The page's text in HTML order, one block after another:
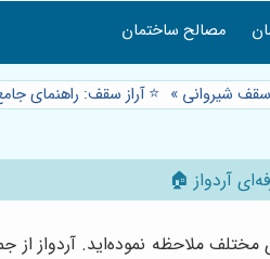
مصالح ساختمان
شیروانی » ⭐️ آراز سقف: راهنمای
آردواز 🏠
ملاحظه نموده‌اید. آردواز